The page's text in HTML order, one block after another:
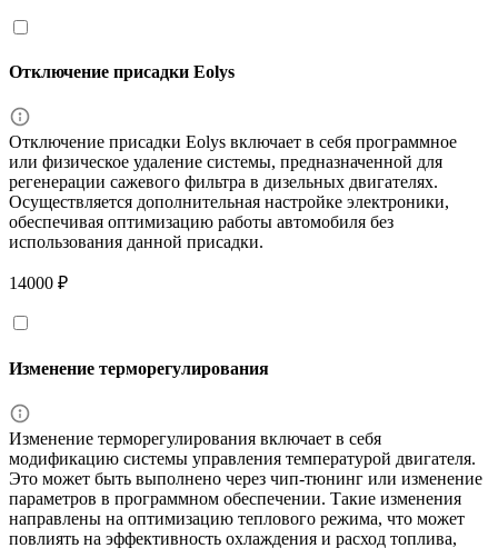
Отключение присадки Eolys
Отключение присадки Eolys включает в себя программное
или физическое удаление системы, предназначенной для
регенерации сажевого фильтра в дизельных двигателях.
Осуществляется дополнительная настройке электроники,
обеспечивая оптимизацию работы автомобиля без
использования данной присадки.
14000 ₽
Изменение терморегулирования
Изменение терморегулирования включает в себя
модификацию системы управления температурой двигателя.
Это может быть выполнено через чип-тюнинг или изменение
параметров в программном обеспечении. Такие изменения
направлены на оптимизацию теплового режима, что может
повлиять на эффективность охлаждения и расход топлива,